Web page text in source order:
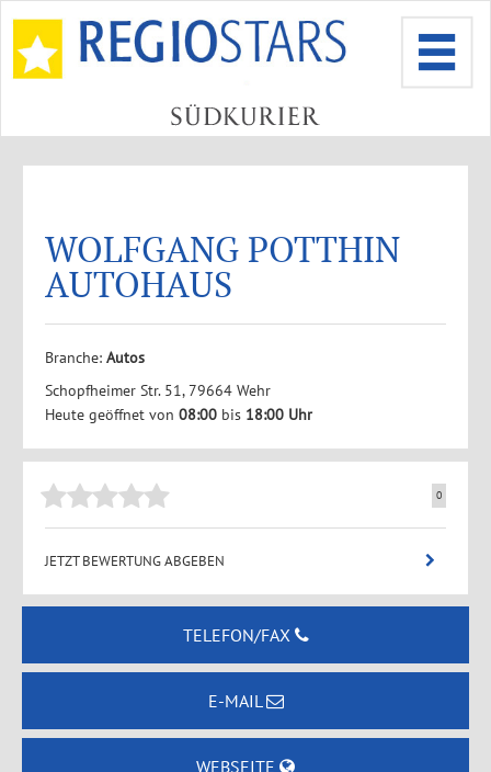
WOLFGANG POTTHIN
AUTOHAUS
Branche: Autos
Schopfheimer Str. 51, 79664 Wehr
Heute geöffnet von 08:00bis 18:00 Uhr
0
JETZT BEWERTUNG ABGEBEN
TELEFON/FAX
E-MAIL
WEBSEITE